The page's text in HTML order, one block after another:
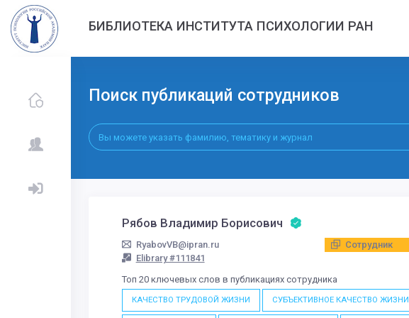
БИБЛИОТЕКА ИНСТИТУТА ПСИХОЛОГИИ РАН
Поиск публикаций сотрудников
Рябов Владимир Борисович
RyabovVB@ipran.ru
Elibrary #111841
Сотрудник
Топ 20 ключевых слов в публикациях сотрудника
КАЧЕСТВО ТРУДОВОЙ ЖИЗНИ СУБЪЕКТИВНОЕ КАЧЕСТВО ЖИЗНИ